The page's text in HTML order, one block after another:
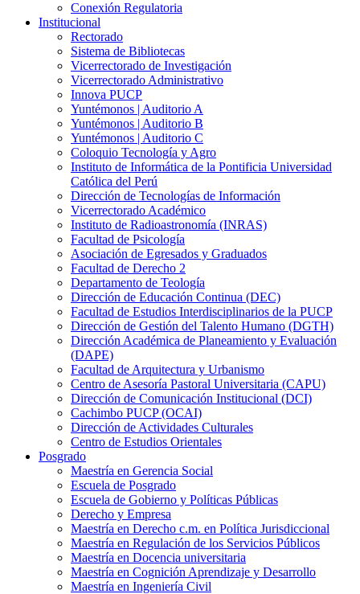
Conexión Regulatoria
Institucional
Rectorado
Sistema de Bibliotecas
Vicerrectorado de Investigación
Vicerrectorado Administrativo
Innova PUCP
Yuntémonos | Auditorio A
Yuntémonos | Auditorio B
Yuntémonos | Auditorio C
Coloquio Tecnología y Agro
Instituto de Informática de la Pontificia Universidad
Católica del Perú
Dirección de Tecnologías de Información
Vicerrectorado Académico
Instituto de Radioastronomía (INRAS)
Facultad de Psicología
Asociación de Egresados y Graduados
Facultad de Derecho 2
Departamento de Teología
Dirección de Educación Continua (DEC)
Facultad de Estudios Interdisciplinarios de la PUCP
Dirección de Gestión del Talento Humano (DGTH)
Dirección Académica de Planeamiento y Evaluación
(DAPE)
Facultad de Arquitectura y Urbanismo
Centro de Asesoría Pastoral Universitaria (CAPU)
Dirección de Comunicación Institucional (DCI)
Cachimbo PUCP (OCAI)
Dirección de Actividades Culturales
Centro de Estudios Orientales
Posgrado
Maestría en Gerencia Social
Escuela de Posgrado
Escuela de Gobierno y Políticas Públicas
Derecho y Empresa
Maestría en Derecho c.m. en Política Jurisdiccional
Maestría en Regulación de los Servicios Públicos
Maestría en Docencia universitaria
Maestría en Cognición Aprendizaje y Desarrollo
Maestría en Ingeniería Civil